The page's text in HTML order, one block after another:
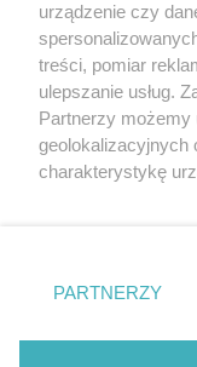
Nie zapomnij
zapoznać się z:
polityką
Twojemiasto
Piekary Śląskie
Chorzów
Tarnowskie Góry
Gliwice
urządzenie czy
treści, pomiar
ulepszanie usług.
Partnerzy możemy
geolokalizacyjnych
charakterystykę
zmienić/wycofać
znajdujący się w
rodzaje
użytkownika, ale
PARTNERZY